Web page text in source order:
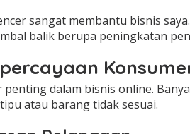
sangat membantu bisnis
balik berupa peningkatan
penting dalam bisnis online.
atau barang tidak sesuai.